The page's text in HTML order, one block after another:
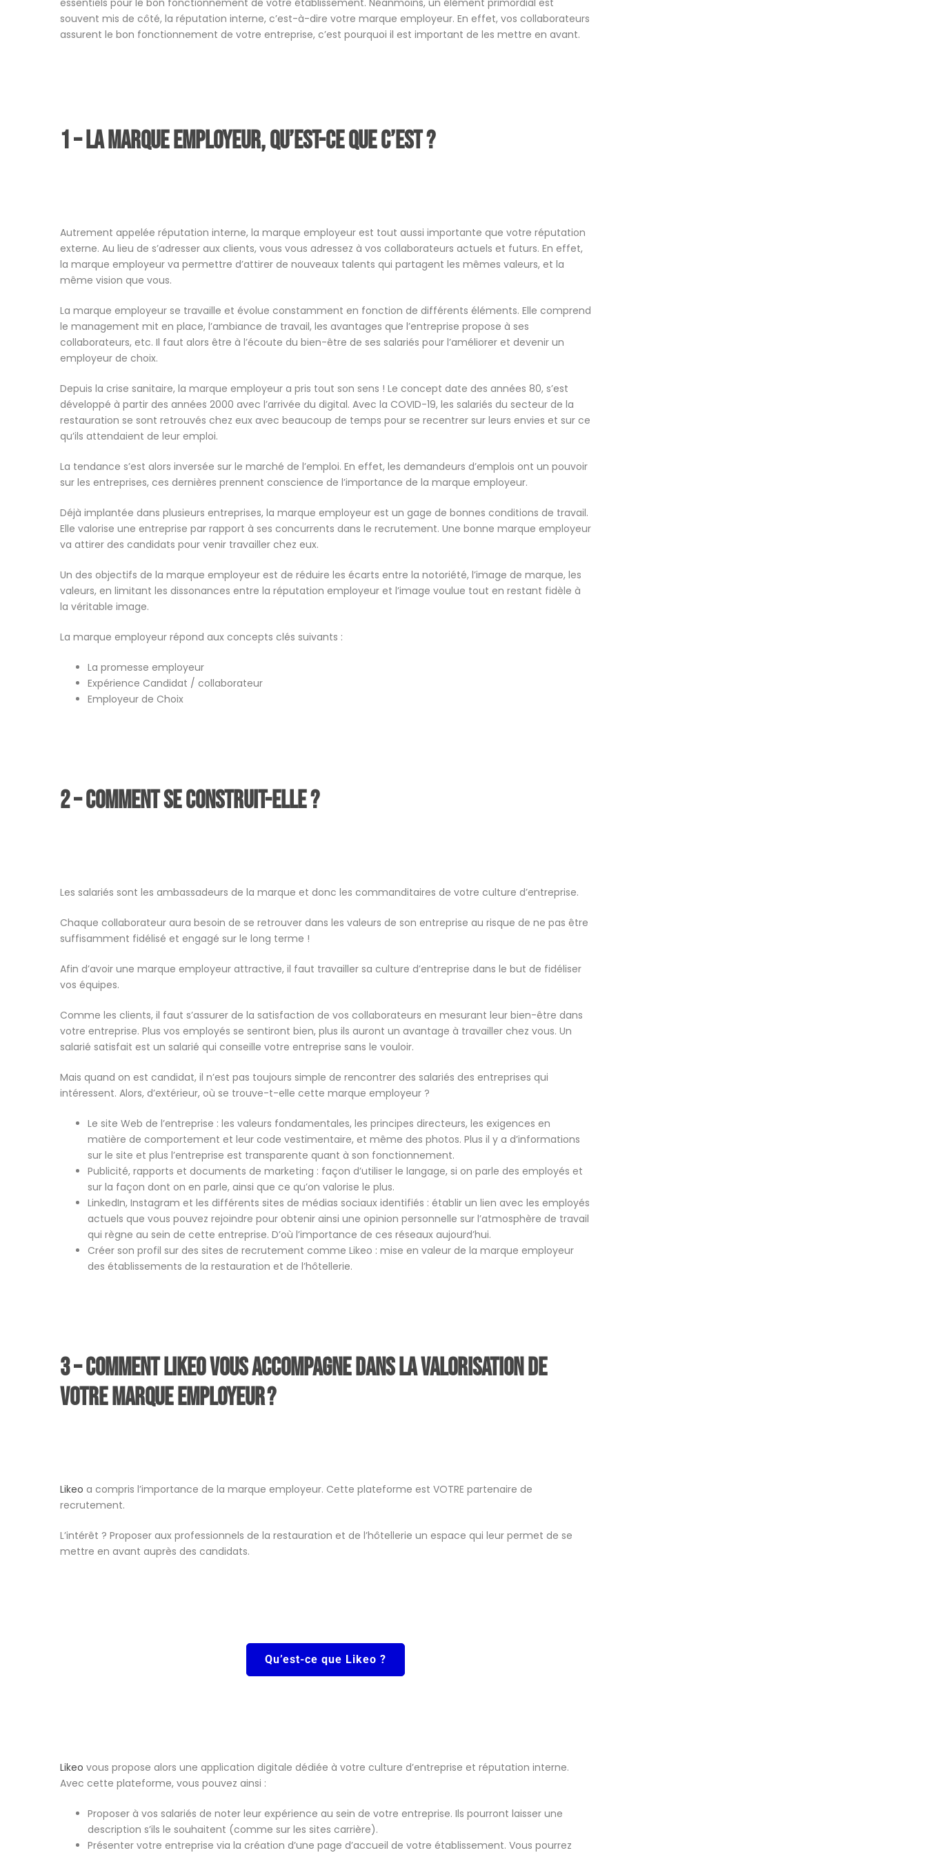
essentiels pour le bon fonctionnement de votre établissement. Néanmoins, un élément primordial est
souvent mis de côté, la réputation interne, c’est-à-dire votre marque employeur. En effet, vos collaborateurs
assurent le bon fonctionnement de votre entreprise, c’est pourquoi il est important de les mettre en avant.
1 – La marque employeur, qu’est-ce que c’est ?
Autrement appelée réputation interne, la marque employeur est tout aussi importante que votre réputation
externe. Au lieu de s’adresser aux clients, vous vous adressez à vos collaborateurs actuels et futurs. En effet,
la marque employeur va permettre d’attirer de nouveaux talents qui partagent les mêmes valeurs, et la
même vision que vous.
La marque employeur se travaille et évolue constamment en fonction de différents éléments. Elle comprend
le management mit en place, l’ambiance de travail, les avantages que l’entreprise propose à ses
collaborateurs, etc. Il faut alors être à l’écoute du bien-être de ses salariés pour l’améliorer et devenir un
employeur de choix.
Depuis la crise sanitaire, la marque employeur a pris tout son sens ! Le concept date des années 80, s’est
développé à partir des années 2000 avec l’arrivée du digital. Avec la COVID-19, les salariés du secteur de la
restauration se sont retrouvés chez eux avec beaucoup de temps pour se recentrer sur leurs envies et sur ce
qu’ils attendaient de leur emploi.
La tendance s’est alors inversée sur le marché de l’emploi. En effet, les demandeurs d’emplois ont un pouvoir
sur les entreprises, ces dernières prennent conscience de l’importance de la marque employeur.
Déjà implantée dans plusieurs entreprises, la marque employeur est un gage de bonnes conditions de travail.
Elle valorise une entreprise par rapport à ses concurrents dans le recrutement. Une bonne marque employeur
va attirer des candidats pour venir travailler chez eux.
Un des objectifs de la marque employeur est de réduire les écarts entre la notoriété, l’image de marque, les
valeurs, en limitant les dissonances entre la réputation employeur et l’image voulue tout en restant fidèle à
la véritable image.
La marque employeur répond aux concepts clés suivants :
La promesse employeur
Expérience Candidat / collaborateur
Employeur de Choix
2 – Comment se construit-elle ?
Les salariés sont les ambassadeurs de la marque et donc les commanditaires de votre culture d’entreprise.
Chaque collaborateur aura besoin de se retrouver dans les valeurs de son entreprise au risque de ne pas être
suffisamment fidélisé et engagé sur le long terme !
Afin d’avoir une marque employeur attractive, il faut travailler sa culture d’entreprise dans le but de fidéliser
vos équipes.
Comme les clients, il faut s’assurer de la satisfaction de vos collaborateurs en mesurant leur bien-être dans
votre entreprise. Plus vos employés se sentiront bien, plus ils auront un avantage à travailler chez vous. Un
salarié satisfait est un salarié qui conseille votre entreprise sans le vouloir.
Mais quand on est candidat, il n’est pas toujours simple de rencontrer des salariés des entreprises qui
intéressent. Alors, d’extérieur, où se trouve-t-elle cette marque employeur ?
Le site Web de l’entreprise : les valeurs fondamentales, les principes directeurs, les exigences en
matière de comportement et leur code vestimentaire, et même des photos. Plus il y a d’informations
sur le site et plus l’entreprise est transparente quant à son fonctionnement.
Publicité, rapports et documents de marketing : façon d’utiliser le langage, si on parle des employés et
sur la façon dont on en parle, ainsi que ce qu’on valorise le plus.
LinkedIn, Instagram et les différents sites de médias sociaux identifiés : établir un lien avec les employés
actuels que vous pouvez rejoindre pour obtenir ainsi une opinion personnelle sur l’atmosphère de travail
qui règne au sein de cette entreprise. D’où l’importance de ces réseaux aujourd’hui.
Créer son profil sur des sites de recrutement comme Likeo : mise en valeur de la marque employeur
des établissements de la restauration et de l’hôtellerie.
3 – CommentLikeovous accompagne dans la valorisation de
votre marque employeur ?
Likeo a compris l’importance de la marque employeur. Cette plateforme est VOTRE partenaire de
recrutement.
L’intérêt ? Proposer aux professionnels de la restauration et de l’hôtellerie un espace qui leur permet de se
mettre en avant auprès des candidats.
Qu’est-ce que Likeo ?
Likeo vous propose alors une application digitale dédiée à votre culture d’entreprise et réputation interne.
Avec cette plateforme, vous pouvez ainsi :
Proposer à vos salariés de noter leur expérience au sein de votre entreprise. Ils pourront laisser une
description s’ils le souhaitent (comme sur les sites carrière).
Présenter votre entreprise via la création d’une page d’accueil de votre établissement. Vous pourrez